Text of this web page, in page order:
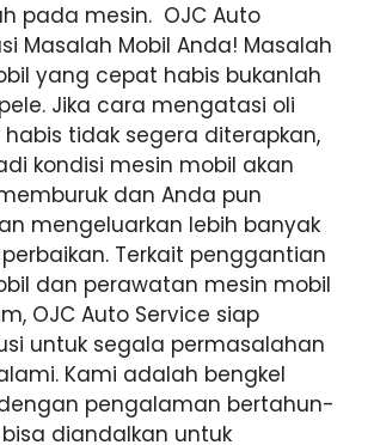
pada mesin. OJC Auto
Masalah Mobil Anda! Masalah
yang cepat habis bukanlah
Jika cara mengatasi oli
tidak segera diterapkan,
kondisi mesin mobil akan
dan Anda pun
mengeluarkan lebih banyak
Terkait penggantian
dan perawatan mesin mobil
OJC Auto Service siap
untuk segala permasalahan
Kami adalah bengkel
pengalaman bertahun-
diandalkan untuk